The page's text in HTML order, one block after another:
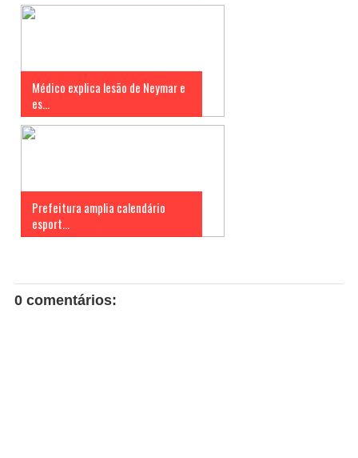
Médico explica lesão de Neymar e
es...
Prefeitura amplia calendário
esport...
0 comentários: